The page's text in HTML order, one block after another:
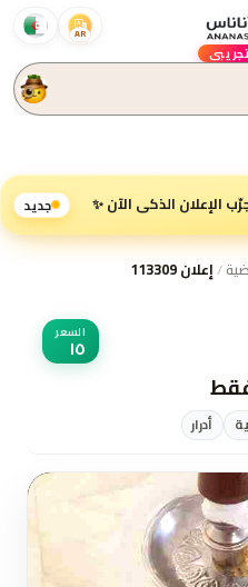
AR
الإعلان الذكي الآن ✨ جديد
/إعلان 113309
السعر
١٥
أدرار